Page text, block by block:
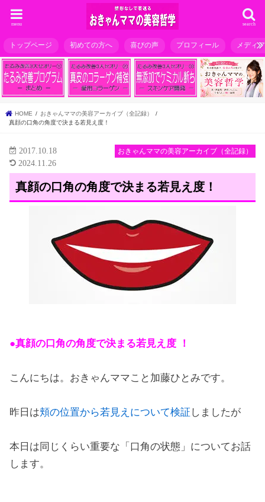
search
menu
トップページ 初めての方へ 喜びの声 プロフィール メディ
HOME
おきゃんママの美容アーカイブ（全記録）
真顔の口角の角度で決まる若見え度！
おきゃんママの美容アーカイブ（全記録）
2017.10.18
2024.11.26
真顔の口角の角度で決まる若見え度！
●真顔の口角の角度で決まる若見え度 ！
こんにちは。おきゃんママこと加藤ひとみです。
昨日は頬の位置から若見えについて検証 しましたが
本日は同じくらい重要な「口角の状態」についてお話
します。